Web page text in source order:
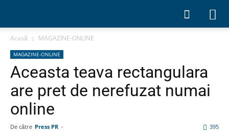
Acasă MAGAZINE-ONLINE
MAGAZINE-ONLINE
Aceasta teava rectangulara
are pret de nerefuzat numai
online
De către Press PR - 395